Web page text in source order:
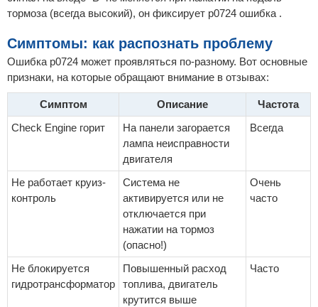
тормоза (всегда высокий), он фиксирует p0724 ошибка .
Симптомы: как распознать проблему
Ошибка p0724 может проявляться по-разному. Вот основные
признаки, на которые обращают внимание в отзывах:
Симптом Описание
Частота
Check Engine горит
На панели загорается
лампа неисправности
двигателя
Всегда
Не работает круиз-
контроль
Система не
активируется или не
отключается при
нажатии на тормоз
(опасно!)
Очень
часто
Не блокируется
гидротрансформатор
Повышенный расход
топлива, двигатель
крутится выше
Часто